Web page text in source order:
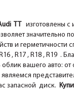
TT
изготовлены с
значительно
и герметичности
, R17 , R18 , R19 .
вашего авто: от
запасной диск.